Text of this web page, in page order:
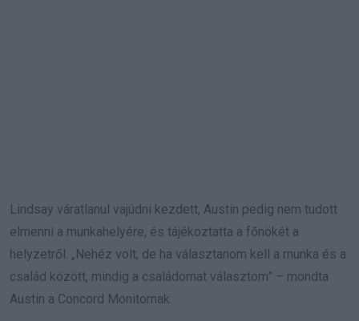
Lindsay váratlanul vajúdni kezdett, Austin pedig nem tudott
elmenni a munkahelyére, és tájékoztatta a főnökét a
helyzetről. „Nehéz volt, de ha választanom kell a munka és a
család között, mindig a családomat választom” – mondta
Austin a Concord Monitornak.